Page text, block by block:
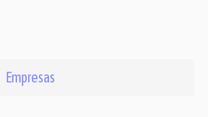
Empresas